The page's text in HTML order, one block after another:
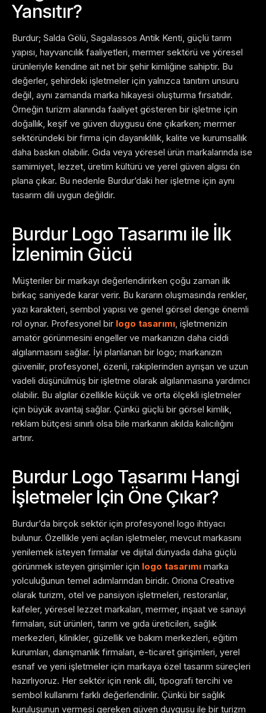
Yansıtır?
Burdur; Salda Gölü, Sagalassos Antik Kenti, güçlü tarım
yapısı, hayvancılık faaliyetleri, mermer sektörü ve yöresel
ürünleriyle kendine ait net bir şehir kimliğine sahiptir. Bu
değerler, şehirdeki işletmeler için yalnızca tanıtım unsuru
değil, aynı zamanda marka hikayesi oluşturma fırsatıdır.
Örneğin turizm alanında faaliyet gösteren bir işletme için
doğallık, keşif ve güven duygusu öne çıkarken; mermer
sektöründeki bir firma için dayanıklılık, kalite ve kurumsallık
daha baskın olabilir. Gıda veya yöresel ürün markalarında ise
samimiyet, lezzet, üretim kültürü ve yerel güven algısı ön
plana çıkar. Bu nedenle Burdur’daki her işletme için aynı
tasarım dili uygun değildir.
Burdur Logo Tasarımı ile İlk
İzlenimin Gücü
Müşteriler bir markayı değerlendirirken çoğu zaman ilk
birkaç saniyede karar verir. Bu kararın oluşmasında renkler,
yazı karakteri, sembol yapısı ve genel görsel denge önemli
rol oynar. Profesyonel bir logo tasarımı, işletmenizin
amatör görünmesini engeller ve markanızın daha ciddi
algılanmasını sağlar. İyi planlanan bir logo; markanızın
güvenilir, profesyonel, özenli, rakiplerinden ayrışan ve uzun
vadeli düşünülmüş bir işletme olarak algılanmasına yardımcı
olabilir. Bu algılar özellikle küçük ve orta ölçekli işletmeler
için büyük avantaj sağlar. Çünkü güçlü bir görsel kimlik,
reklam bütçesi sınırlı olsa bile markanın akılda kalıcılığını
artırır.
Burdur Logo Tasarımı Hangi
İşletmeler İçin Öne Çıkar?
Burdur’da birçok sektör için profesyonel logo ihtiyacı
bulunur. Özellikle yeni açılan işletmeler, mevcut markasını
yenilemek isteyen firmalar ve dijital dünyada daha güçlü
görünmek isteyen girişimler için logo tasarımı marka
yolculuğunun temel adımlarından biridir. Oriona Creative
olarak turizm, otel ve pansiyon işletmeleri, restoranlar,
kafeler, yöresel lezzet markaları, mermer, inşaat ve sanayi
firmaları, süt ürünleri, tarım ve gıda üreticileri, sağlık
merkezleri, klinikler, güzellik ve bakım merkezleri, eğitim
kurumları, danışmanlık firmaları, e-ticaret girişimleri, yerel
esnaf ve yeni işletmeler için markaya özel tasarım süreçleri
hazırlıyoruz. Her sektör için renk dili, tipografi tercihi ve
sembol kullanımı farklı değerlendirilir. Çünkü bir sağlık
kuruluşunun vermesi gereken güven duygusu ile bir turizm